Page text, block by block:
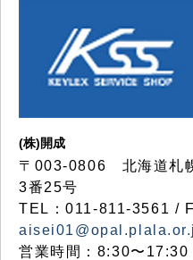
(株)開成
〒003-0806 北海道札
3番25号
TEL：011-811-3561 /
営業時間：8:30〜17:30